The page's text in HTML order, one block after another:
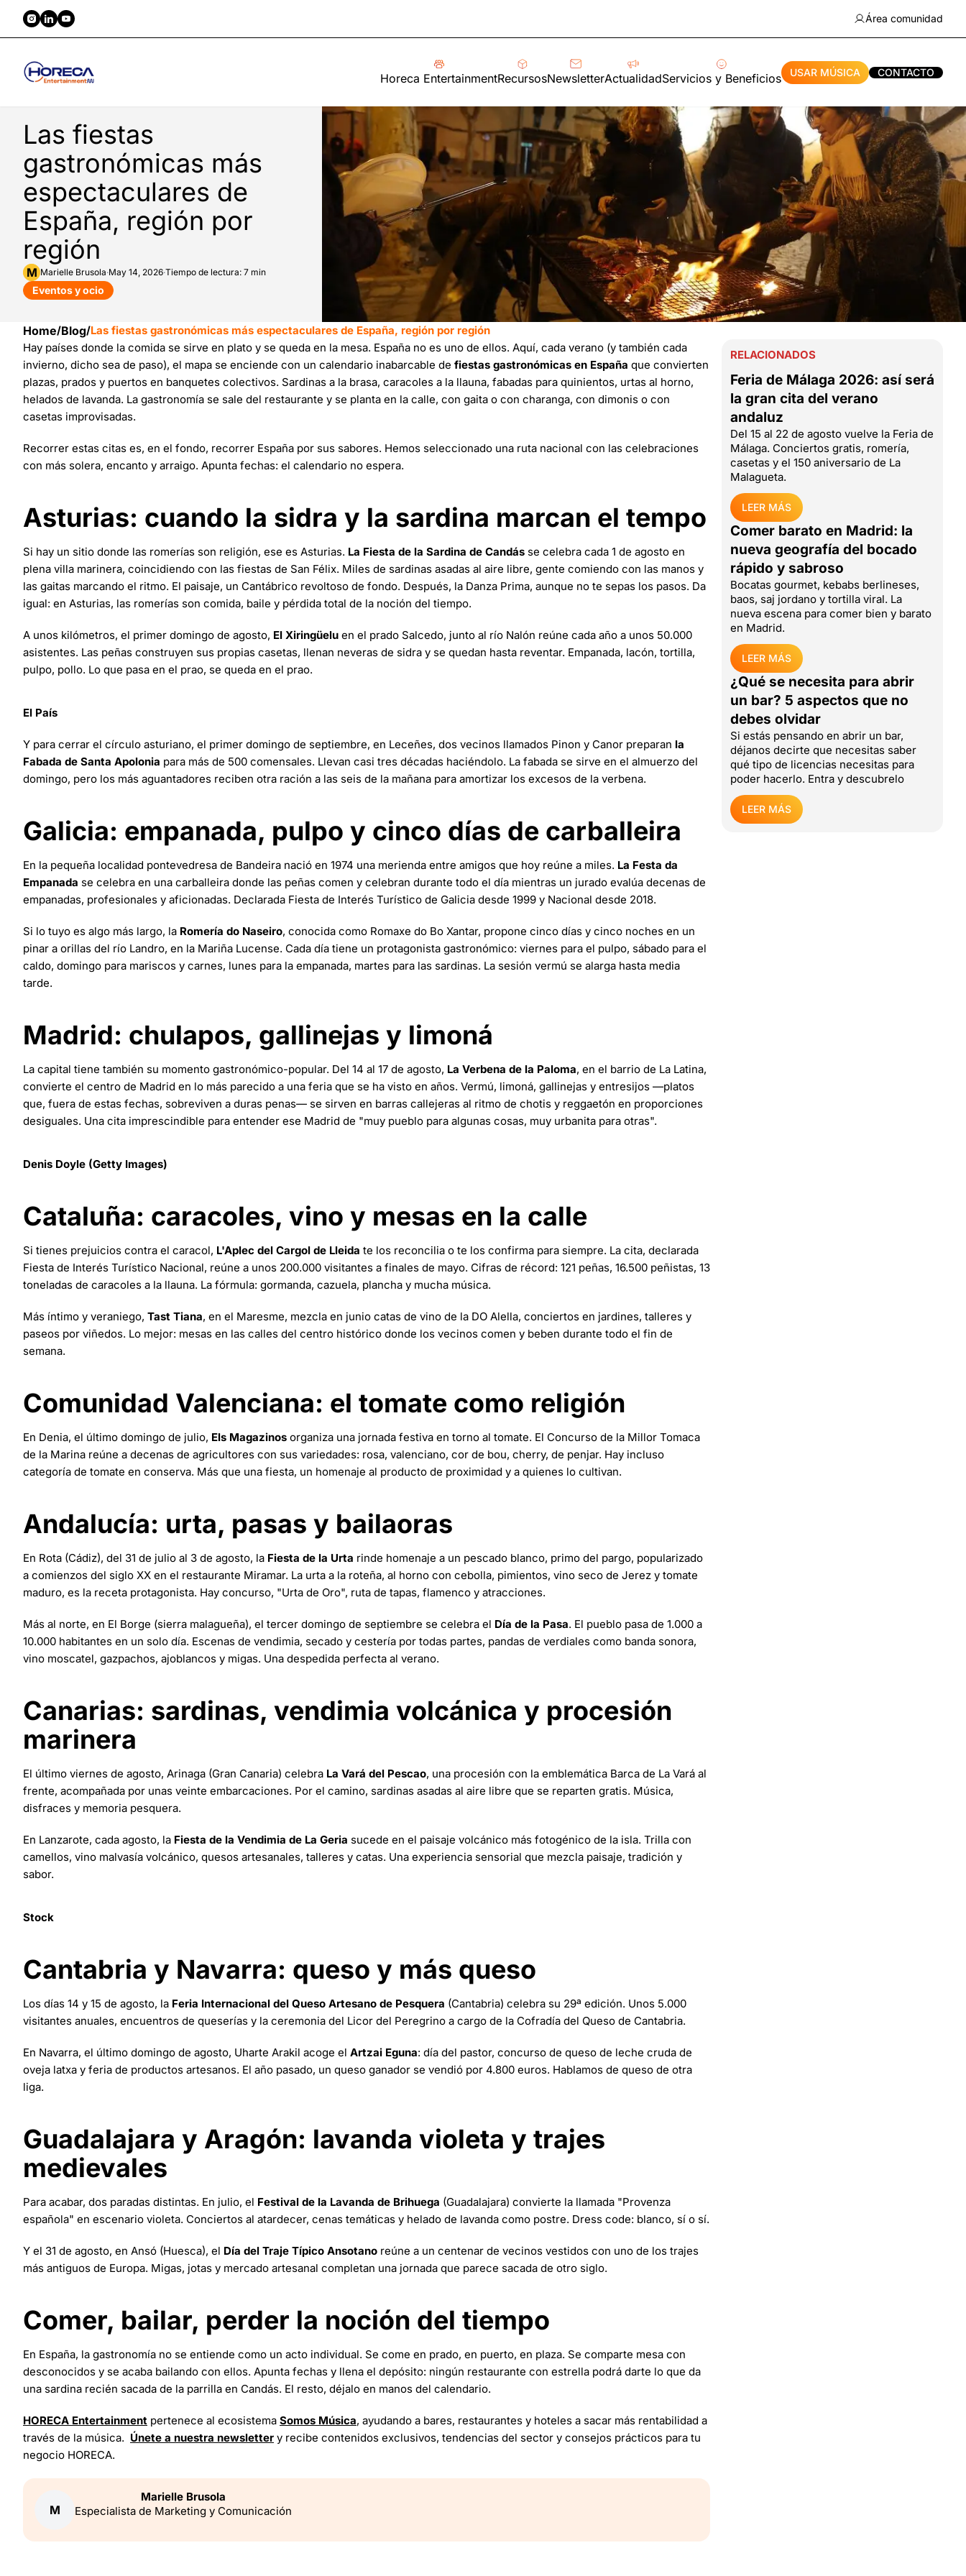
Área comunidad
Horeca EntertainmentRecursosNewsletterActualidadServicios y Beneficios USAR MÚSICA CONTACTO
Las fiestas
gastronómicas más
espectaculares de
España, región por
región
M Marielle Brusola·May 14, 2026·Tiempo de lectura: 7 min
Eventos y ocio
Home/Blog/Las fiestas gastronómicas más espectaculares de España, región por región
Hay países donde la comida se sirve en plato y se queda en la mesa. España no es uno de ellos. Aquí, cada verano (y también cada
invierno, dicho sea de paso), el mapa se enciende con un calendario inabarcable de fiestas gastronómicas en España que convierten
plazas, prados y puertos en banquetes colectivos. Sardinas a la brasa, caracoles a la llauna, fabadas para quinientos, urtas al horno,
helados de lavanda. La gastronomía se sale del restaurante y se planta en la calle, con gaita o con charanga, con dimonis o con
casetas improvisadas.
Recorrer estas citas es, en el fondo, recorrer España por sus sabores. Hemos seleccionado una ruta nacional con las celebraciones
con más solera, encanto y arraigo. Apunta fechas: el calendario no espera.
Asturias: cuando la sidra y la sardina marcan el tempo
Si hay un sitio donde las romerías son religión, ese es Asturias. La Fiesta de la Sardina de Candás se celebra cada 1 de agosto en
plena villa marinera, coincidiendo con las fiestas de San Félix. Miles de sardinas asadas al aire libre, gente comiendo con las manos y
las gaitas marcando el ritmo. El paisaje, un Cantábrico revoltoso de fondo. Después, la Danza Prima, aunque no te sepas los pasos. Da
igual: en Asturias, las romerías son comida, baile y pérdida total de la noción del tiempo.
A unos kilómetros, el primer domingo de agosto, El Xiringüelu en el prado Salcedo, junto al río Nalón reúne cada año a unos 50.000
asistentes. Las peñas construyen sus propias casetas, llenan neveras de sidra y se quedan hasta reventar. Empanada, lacón, tortilla,
pulpo, pollo. Lo que pasa en el prao, se queda en el prao.
El País
Y para cerrar el círculo asturiano, el primer domingo de septiembre, en Leceñes, dos vecinos llamados Pinon y Canor preparan la
Fabada de Santa Apolonia para más de 500 comensales. Llevan casi tres décadas haciéndolo. La fabada se sirve en el almuerzo del
domingo, pero los más aguantadores reciben otra ración a las seis de la mañana para amortizar los excesos de la verbena.
Galicia: empanada, pulpo y cinco días de carballeira
En la pequeña localidad pontevedresa de Bandeira nació en 1974 una merienda entre amigos que hoy reúne a miles. La Festa da
Empanada se celebra en una carballeira donde las peñas comen y celebran durante todo el día mientras un jurado evalúa decenas de
empanadas, profesionales y aficionadas. Declarada Fiesta de Interés Turístico de Galicia desde 1999 y Nacional desde 2018.
Si lo tuyo es algo más largo, la Romería do Naseiro, conocida como Romaxe do Bo Xantar, propone cinco días y cinco noches en un
pinar a orillas del río Landro, en la Mariña Lucense. Cada día tiene un protagonista gastronómico: viernes para el pulpo, sábado para el
caldo, domingo para mariscos y carnes, lunes para la empanada, martes para las sardinas. La sesión vermú se alarga hasta media
tarde.
Madrid: chulapos, gallinejas y limoná
La capital tiene también su momento gastronómico-popular. Del 14 al 17 de agosto, La Verbena de la Paloma, en el barrio de La Latina,
convierte el centro de Madrid en lo más parecido a una feria que se ha visto en años. Vermú, limoná, gallinejas y entresijos —platos
que, fuera de estas fechas, sobreviven a duras penas— se sirven en barras callejeras al ritmo de chotis y reggaetón en proporciones
desiguales. Una cita imprescindible para entender ese Madrid de "muy pueblo para algunas cosas, muy urbanita para otras".
Denis Doyle (Getty Images)
Cataluña: caracoles, vino y mesas en la calle
Si tienes prejuicios contra el caracol, L'Aplec del Cargol de Lleida te los reconcilia o te los confirma para siempre. La cita, declarada
Fiesta de Interés Turístico Nacional, reúne a unos 200.000 visitantes a finales de mayo. Cifras de récord: 121 peñas, 16.500 peñistas, 13
toneladas de caracoles a la llauna. La fórmula: gormanda, cazuela, plancha y mucha música.
Más íntimo y veraniego, Tast Tiana, en el Maresme, mezcla en junio catas de vino de la DO Alella, conciertos en jardines, talleres y
paseos por viñedos. Lo mejor: mesas en las calles del centro histórico donde los vecinos comen y beben durante todo el fin de
semana.
Comunidad Valenciana: el tomate como religión
En Denia, el último domingo de julio, Els Magazinos organiza una jornada festiva en torno al tomate. El Concurso de la Millor Tomaca
de la Marina reúne a decenas de agricultores con sus variedades: rosa, valenciano, cor de bou, cherry, de penjar. Hay incluso
categoría de tomate en conserva. Más que una fiesta, un homenaje al producto de proximidad y a quienes lo cultivan.
Andalucía: urta, pasas y bailaoras
En Rota (Cádiz), del 31 de julio al 3 de agosto, la Fiesta de la Urta rinde homenaje a un pescado blanco, primo del pargo, popularizado
a comienzos del siglo XX en el restaurante Miramar. La urta a la roteña, al horno con cebolla, pimientos, vino seco de Jerez y tomate
maduro, es la receta protagonista. Hay concurso, "Urta de Oro", ruta de tapas, flamenco y atracciones.
Más al norte, en El Borge (sierra malagueña), el tercer domingo de septiembre se celebra el Día de la Pasa. El pueblo pasa de 1.000 a
10.000 habitantes en un solo día. Escenas de vendimia, secado y cestería por todas partes, pandas de verdiales como banda sonora,
vino moscatel, gazpachos, ajoblancos y migas. Una despedida perfecta al verano.
Canarias: sardinas, vendimia volcánica y procesión
marinera
El último viernes de agosto, Arinaga (Gran Canaria) celebra La Vará del Pescao, una procesión con la emblemática Barca de La Vará al
frente, acompañada por unas veinte embarcaciones. Por el camino, sardinas asadas al aire libre que se reparten gratis. Música,
disfraces y memoria pesquera.
En Lanzarote, cada agosto, la Fiesta de la Vendimia de La Geria sucede en el paisaje volcánico más fotogénico de la isla. Trilla con
camellos, vino malvasía volcánico, quesos artesanales, talleres y catas. Una experiencia sensorial que mezcla paisaje, tradición y
sabor.
Stock
Cantabria y Navarra: queso y más queso
Los días 14 y 15 de agosto, la Feria Internacional del Queso Artesano de Pesquera (Cantabria) celebra su 29ª edición. Unos 5.000
visitantes anuales, encuentros de queserías y la ceremonia del Licor del Peregrino a cargo de la Cofradía del Queso de Cantabria.
En Navarra, el último domingo de agosto, Uharte Arakil acoge el Artzai Eguna: día del pastor, concurso de queso de leche cruda de
oveja latxa y feria de productos artesanos. El año pasado, un queso ganador se vendió por 4.800 euros. Hablamos de queso de otra
liga.
Guadalajara y Aragón: lavanda violeta y trajes
medievales
Para acabar, dos paradas distintas. En julio, el Festival de la Lavanda de Brihuega (Guadalajara) convierte la llamada "Provenza
española" en escenario violeta. Conciertos al atardecer, cenas temáticas y helado de lavanda como postre. Dress code: blanco, sí o sí.
Y el 31 de agosto, en Ansó (Huesca), el Día del Traje Típico Ansotano reúne a un centenar de vecinos vestidos con uno de los trajes
más antiguos de Europa. Migas, jotas y mercado artesanal completan una jornada que parece sacada de otro siglo.
Comer, bailar, perder la noción del tiempo
En España, la gastronomía no se entiende como un acto individual. Se come en prado, en puerto, en plaza. Se comparte mesa con
desconocidos y se acaba bailando con ellos. Apunta fechas y llena el depósito: ningún restaurante con estrella podrá darte lo que da
una sardina recién sacada de la parrilla en Candás. El resto, déjalo en manos del calendario.
HORECA Entertainment pertenece al ecosistema Somos Música, ayudando a bares, restaurantes y hoteles a sacar más rentabilidad a
través de la música. Únete a nuestra newsletter y recibe contenidos exclusivos, tendencias del sector y consejos prácticos para tu
negocio HORECA.
M
Marielle Brusola
Especialista de Marketing y Comunicación
RELACIONADOS
Feria de Málaga 2026: así será
la gran cita del verano
andaluz
Del 15 al 22 de agosto vuelve la Feria de
Málaga. Conciertos gratis, romería,
casetas y el 150 aniversario de La
Malagueta.
LEER MÁS
Comer barato en Madrid: la
nueva geografía del bocado
rápido y sabroso
Bocatas gourmet, kebabs berlineses,
baos, saj jordano y tortilla viral. La
nueva escena para comer bien y barato
en Madrid.
LEER MÁS
¿Qué se necesita para abrir
un bar? 5 aspectos que no
debes olvidar
Si estás pensando en abrir un bar,
déjanos decirte que necesitas saber
qué tipo de licencias necesitas para
poder hacerlo. Entra y descubrelo
LEER MÁS